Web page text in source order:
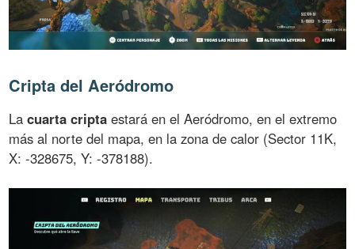
Cripta del Aeródromo
Lacuarta cripta estará en el Aeródromo, en el extremo
más al norte del mapa, en la zona de calor (Sector 11K,
X: -328675, Y: -378188).